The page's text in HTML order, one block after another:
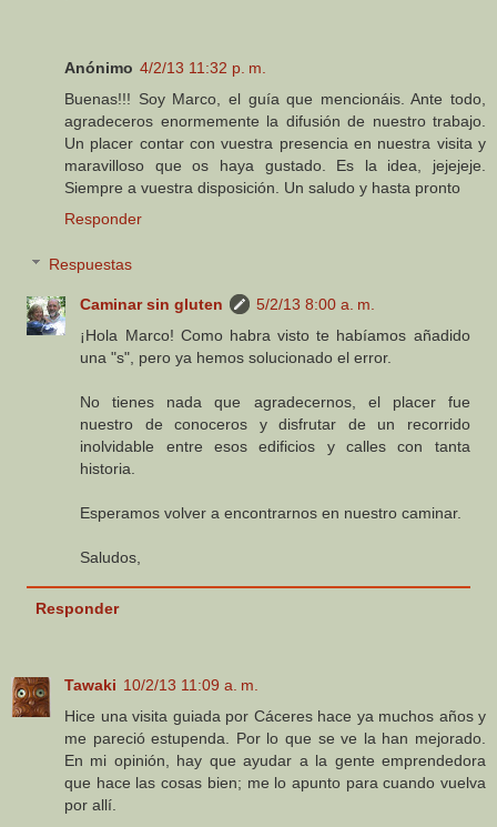
Anónimo 4/2/13 11:32 p. m.
Buenas!!! Soy Marco, el guía que mencionáis. Ante todo,
agradeceros enormemente la difusión de nuestro trabajo.
Un placer contar con vuestra presencia en nuestra visita y
maravilloso que os haya gustado. Es la idea, jejejeje.
Siempre a vuestra disposición. Un saludo y hasta pronto
Responder
Respuestas
Caminar sin gluten
5/2/13 8:00 a. m.
¡Hola Marco! Como habra visto te habíamos añadido
una "s", pero ya hemos solucionado el error.
No tienes nada que agradecernos, el placer fue
nuestro de conoceros y disfrutar de un recorrido
inolvidable entre esos edificios y calles con tanta
historia.
Esperamos volver a encontrarnos en nuestro caminar.
Saludos,
Responder
Tawaki 10/2/13 11:09 a. m.
Hice una visita guiada por Cáceres hace ya muchos años y
me pareció estupenda. Por lo que se ve la han mejorado.
En mi opinión, hay que ayudar a la gente emprendedora
que hace las cosas bien; me lo apunto para cuando vuelva
por allí.